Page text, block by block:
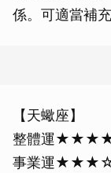
係。可適當補
【天蠍座】
整體運
事業運